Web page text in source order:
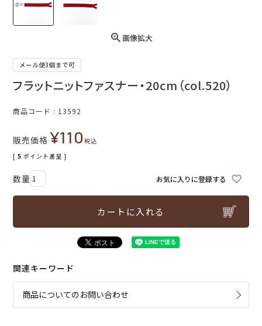
画像拡大
メール便3個まで可
フラットニットファスナー・20cm（col.520）
商品コード 13592
販売価格 ¥110税込
[ 5 ポイント進呈 ]
お気に入りに登録する
カートに入れる
関連キーワード
商品についてのお問い合わせ